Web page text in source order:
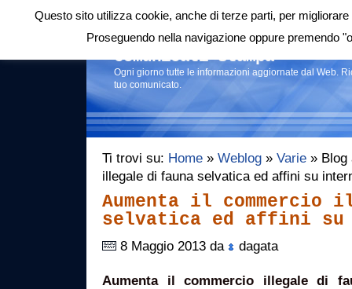
Login|RSS |
Comunicati stampa
Ogni giorno tutte le informazioni aggiornate dal Web.
tuo comunicato.
Ti trovi su: Home » Weblog » Varie » Blog
illegale di fauna selvatica ed affini su
Aumenta il commercio
selvatica ed affini su
8 Maggio 2013 da dagata
Aumenta il commercio illegale di
Questo sito utilizza cookie, anche di terze parti, per
Proseguendo nella navigazione oppure premendo